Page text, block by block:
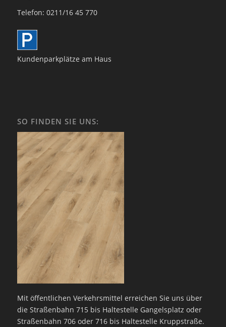
Telefon: 0211/16 45 770
Kundenparkplätze am Haus
SO FINDEN SIE UNS:
Mit öffentlichen Verkehrsmittel erreichen Sie uns über
die Straßenbahn 715 bis Haltestelle Gangelsplatz oder
Straßenbahn 706 oder 716 bis Haltestelle Kruppstraße.